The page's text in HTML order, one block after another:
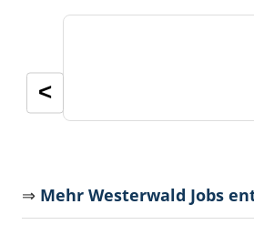
<
⇒ Mehr Westerwald Jobs